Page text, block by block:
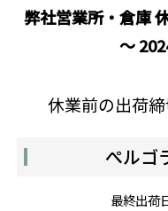
弊社営業所・倉
～
休業前の出荷締
ぺルゴ
最終出荷